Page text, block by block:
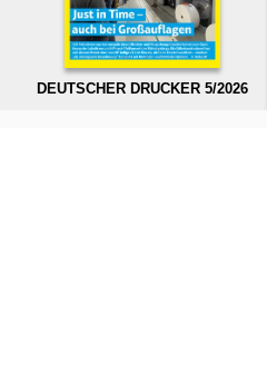
DEUTSCHER DRUCKER 5/2026